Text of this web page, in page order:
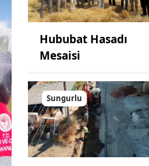
Hububat Hasadı
Mesaisi
Sungurlu